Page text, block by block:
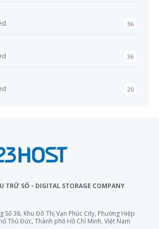
36
36
20
TRỮ SỐ - DIGITAL STORAGE COMPANY
Số 38, Khu Đô Thị Vạn Phúc City, Phường Hiệp
Thủ Đức, Thành phố Hồ Chí Minh, Việt Nam